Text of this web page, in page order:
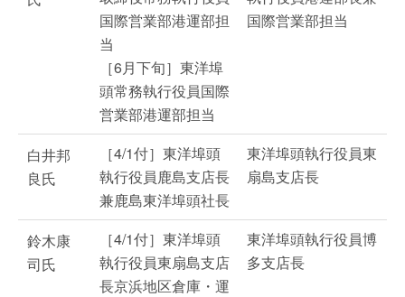
国際営業部港運部担
当
［6月下旬］東洋埠
頭常務執行役員国際
営業部港運部担当
国際営業部担当
白井邦
良氏
［4/1付］東洋埠頭
執行役員鹿島支店長
兼鹿島東洋埠頭社長
東洋埠頭執行役員東
扇島支店長
鈴木康
司氏
［4/1付］東洋埠頭
執行役員東扇島支店
長京浜地区倉庫・運
東洋埠頭執行役員博
多支店長